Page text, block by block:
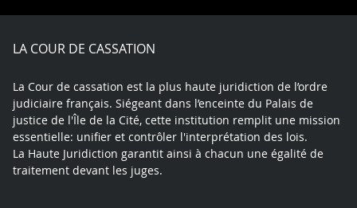
X
FacebookYoutubeLinkedInInstagram
LA COUR DE CASSATION
La Cour de cassation est la plus haute juridiction de l’ordre
judiciaire français. Siégeant dans l’enceinte du Palais de
justice de l'Île de la Cité, cette institution remplit une mission
essentielle: unifier et contrôler l'interprétation des lois.
La Haute Juridiction garantit ainsi à chacun une égalité de
traitement devant les juges.